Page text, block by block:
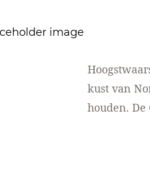
kust van
houden.